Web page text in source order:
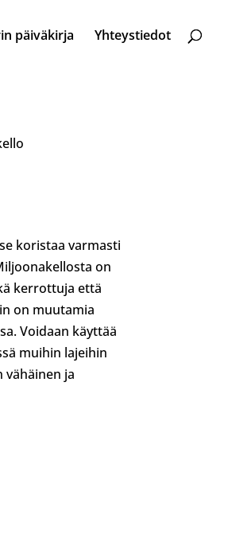
päiväkirja Yhteystiedot
koristaa varmasti
on
kerrottuja että
on muutamia
Voidaan käyttää
muihin lajeihin
ja